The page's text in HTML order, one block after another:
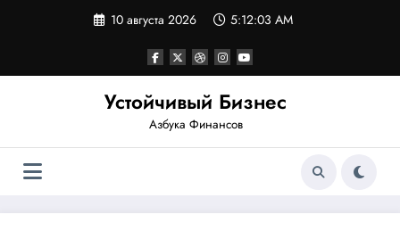
10 августа 2026 5:12:04 AM
Устойчивый Бизнес
Азбука Финансов